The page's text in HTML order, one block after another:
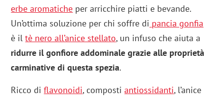
erbe aromatiche per arricchire piatti e bevande.
Un’ottima soluzione per chi soffre di pancia gonfia
è iltè nero all’anice stellato, un infuso che aiuta a
ridurre il gonfiore addominale grazie alle proprietà
carminative di questa spezia.
Ricco diflavonoidi, compostiantiossidanti, l’anice